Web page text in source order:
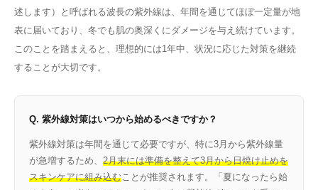
述します）と呼ばれる波長の紫外線は、年間を通じてほぼ一定量が地
表に届いており、冬でも肌の奥深くにダメージを与え続けています。
このことを踏まえると、理想的には1年中、状況に応じた対策を継続
することが大切です。
Q. 紫外線対策はいつから始めるべきですか？
紫外線対策は年間を通じて必要ですが、特に3月から紫外線量
が急増するため、 2月末には準備を整えて3月から日焼け止めを
スキンケアに組み込むことが推奨されます。「夏になったら始